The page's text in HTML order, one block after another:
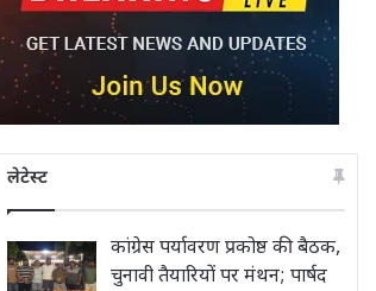
लेटेस्ट
कांग्रेस पर्यावरण प्रकोष्ठ की बैठक,
चुनावी तैयारियों पर मंथन; पार्षद